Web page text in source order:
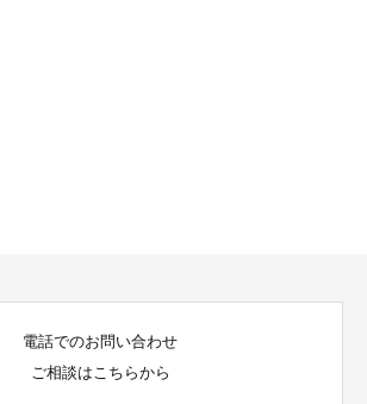
電話でのお問い合わせ
ご相談はこちらから